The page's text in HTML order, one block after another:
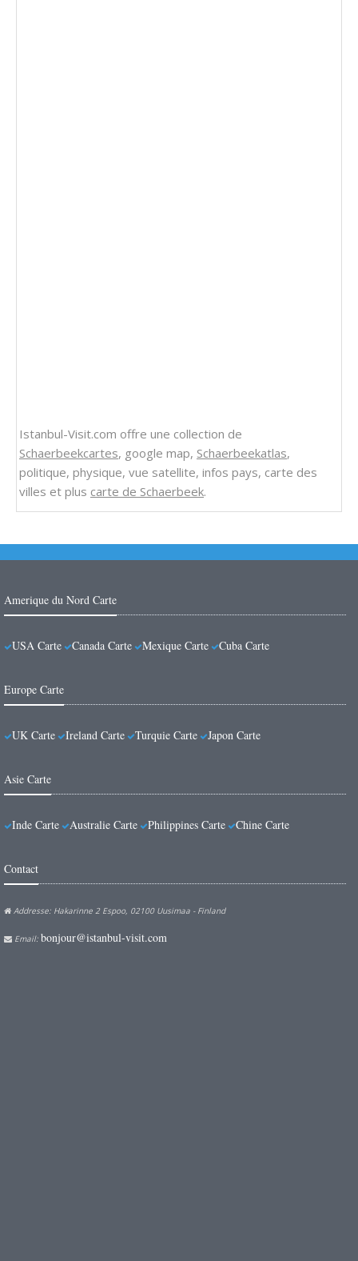
Istanbul-Visit.com offre une collection de
Schaerbeekcartes, google map, Schaerbeekatlas,
politique, physique, vue satellite, infos pays, carte des
villes et plus carte de Schaerbeek.
Amerique du Nord Carte
USA Carte Canada Carte Mexique Carte Cuba Carte
Europe Carte
UK Carte Ireland Carte Turquie Carte Japon Carte
Asie Carte
Inde Carte Australie Carte Philippines Carte Chine Carte
Contact
Addresse: Hakarinne 2 Espoo, 02100 Uusimaa - Finland
Email: bonjour@istanbul-visit.com